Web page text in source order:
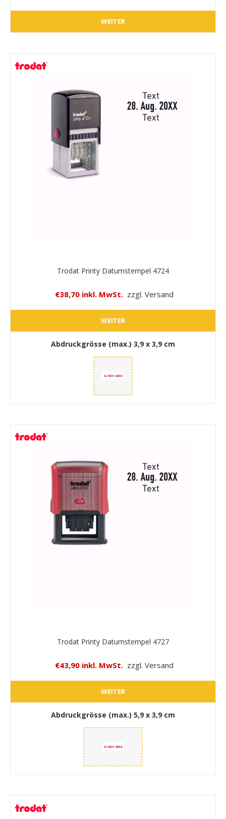
WEITER
Trodat Printy Datumstempel 4724
€38,70 inkl. MwSt. zzgl. Versand
WEITER
Abdruckgrösse (max.) 3,9 x 3,9 cm
11 NOV 20XX
Trodat Printy Datumstempel 4727
€43,90 inkl. MwSt. zzgl. Versand
WEITER
Abdruckgrösse (max.) 5,9 x 3,9 cm
11 NOV 20XX